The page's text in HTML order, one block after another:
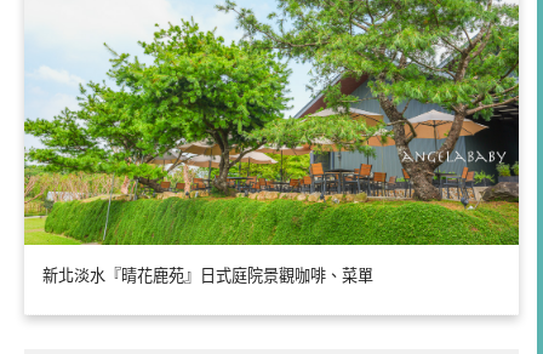
新北淡水『晴花鹿苑』日式庭院景觀咖啡、菜單